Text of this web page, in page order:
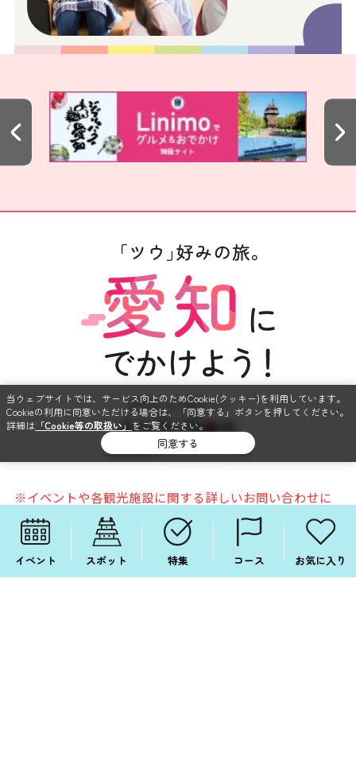
愛知県観光コンベンション局
※イベントや各観光施設に関する詳しいお問い合わせに
つきましては、各施設やイベントの主催者にお問い合
わせ下さい。
このサイトについて
イベント スポット 特集 コース お気に入り
当ウェブサイトでは、サービス向上のためCookie(クッキー)を利用しています。
Cookieの利用に同意いただける場合は、「同意する」ボタンを押してください。
詳細は 「Cookie等の取扱い」 をご覧ください。
同意する